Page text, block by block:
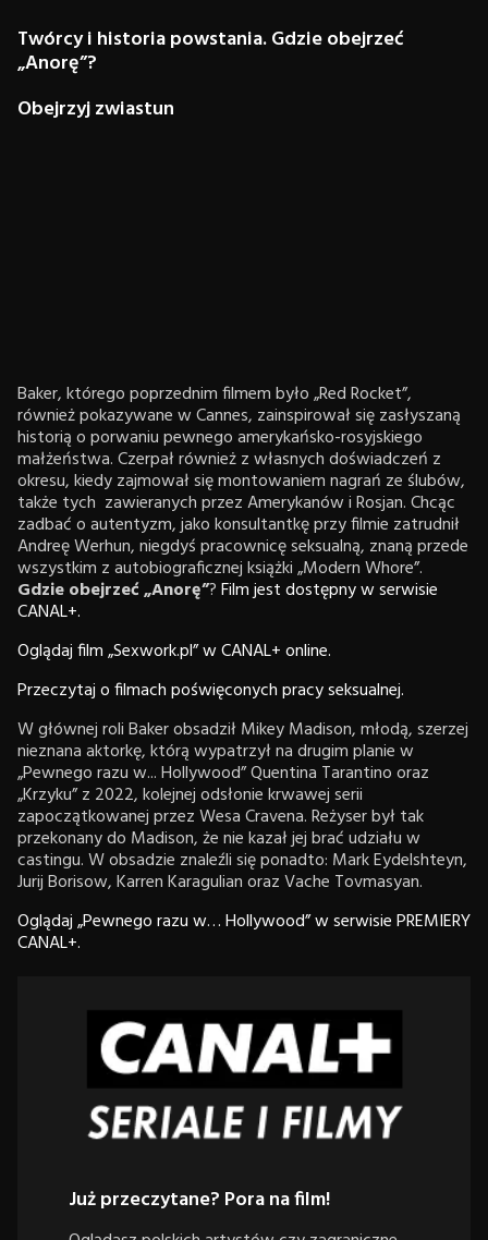
Twórcy i historia powstania. Gdzie obejrzeć
„Anorę”?
Obejrzyj zwiastun
Baker, którego poprzednim filmem było „Red Rocket”,
również pokazywane w Cannes, zainspirował się zasłyszaną
historią o porwaniu pewnego amerykańsko-rosyjskiego
małżeństwa. Czerpał również z własnych doświadczeń z
okresu, kiedy zajmował się montowaniem nagrań ze ślubów,
także tych zawieranych przez Amerykanów i Rosjan. Chcąc
zadbać o autentyzm, jako konsultantkę przy filmie zatrudnił
Andreę Werhun, niegdyś pracownicę seksualną, znaną przede
wszystkim z autobiograficznej książki „Modern Whore”.
Gdzie obejrzeć „Anorę”?Film jest dostępny w serwisie
CANAL+.
Oglądaj film „Sexwork.pl” w CANAL+ online.
Przeczytaj o filmach poświęconych pracy seksualnej.
W głównej roli Baker obsadził Mikey Madison, młodą, szerzej
nieznana aktorkę, którą wypatrzył na drugim planie w
„Pewnego razu w... Hollywood” Quentina Tarantino oraz
„Krzyku” z 2022, kolejnej odsłonie krwawej serii
zapoczątkowanej przez Wesa Cravena. Reżyser był tak
przekonany do Madison, że nie kazał jej brać udziału w
castingu. W obsadzie znaleźli się ponadto: Mark Eydelshteyn,
Jurij Borisow, Karren Karagulian oraz Vache Tovmasyan.
Oglądaj „Pewnego razu w… Hollywood” w serwisie PREMIERY
CANAL+.
Już przeczytane? Pora na film!